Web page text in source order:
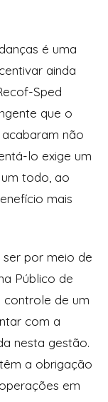
é uma
ainda
Sped
que o
não
lo exige um
todo, ao
mais
por meio de
Público de
controle de um
com a
nesta gestão.
a obrigação
em